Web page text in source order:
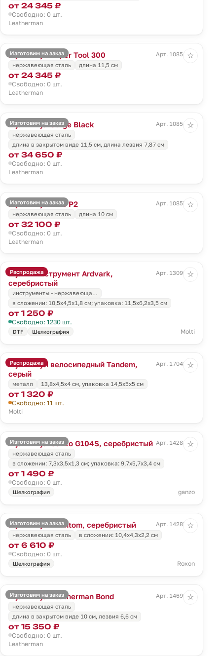
от 24 345 ₽
Свободно: 0 шт.
Leatherman
Изготовим на заказ
Мультитул Super Tool 300
Арт. 10851.10
нержавеющая сталь
длина 11,5 см
от 24 345 ₽
Свободно: 0 шт.
Leatherman
☆
Изготовим на заказ
Мультитул Surge Black
Арт. 10854.30
нержавеющая сталь
длина в закрытом виде 11,5 cм, длина лезвия 7,87 cм
от 34 650 ₽
Свободно: 0 шт.
Leatherman
☆
Изготовим на заказ
Мультитул Free P2
Арт. 10855.10
нержавеющая сталь
длина 10 см
от 32 100 ₽
Свободно: 0 шт.
Leatherman
☆
Распродажа
Мультиинструмент Ardvark,
серебристый
Арт. 13090.10
инструменты - нержавеюща…
в сложении: 10,5х4,5х1,8 см; упаковка: 11,5х6,2х3,5 см
от 1 250 ₽
Свободно: 1230 шт.
DTF Шелкография Molti
☆
Распродажа
Мультитул велосипедный Tandem,
серый
Арт. 17042.10
металл 13,8x4,5x4 см, упаковка 14,5х5х5 см
от 1 320 ₽
Свободно: 11 шт.
Molti
☆
Изготовим на заказ
Мультитул Ganzo G104S, серебристый Арт. 14284.10
нержавеющая сталь
в сложении: 7,3х3,5х1,3 см; упаковка: 9,7х5,7х3,4 см
от 1 490 ₽
Свободно: 0 шт.
Шелкография ganzo
☆
Изготовим на заказ
Мультитул Phantom, серебристый
Арт. 14287.10
нержавеющая сталь
в сложении: 10,4х4,3х2,2 см
от 6 610 ₽
Свободно: 0 шт.
Шелкография Roxon
☆
Изготовим на заказ
Мультитул Leatherman Bond
Арт. 14699.10
нержавеющая сталь
длина в закрытом виде 10 см, лезвия 6,6 см
от 15 350 ₽
Свободно: 0 шт.
Leatherman
☆